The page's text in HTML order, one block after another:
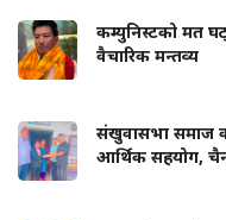
कम्युनिस्टको मत
वैचारिक मन्तव्य
संखुवासभा समाज
आर्थिक सहयोग,